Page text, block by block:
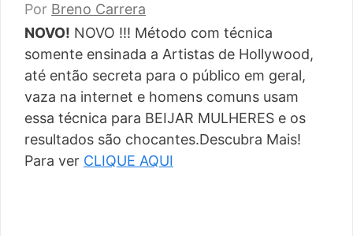
Por Breno Carrera
NOVO! NOVO !!! Método com técnica
somente ensinada a Artistas de Hollywood,
até então secreta para o público em geral,
vaza na internet e homens comuns usam
essa técnica para BEIJAR MULHERES e os
resultados são chocantes.Descubra Mais!
Para ver CLIQUE AQUI